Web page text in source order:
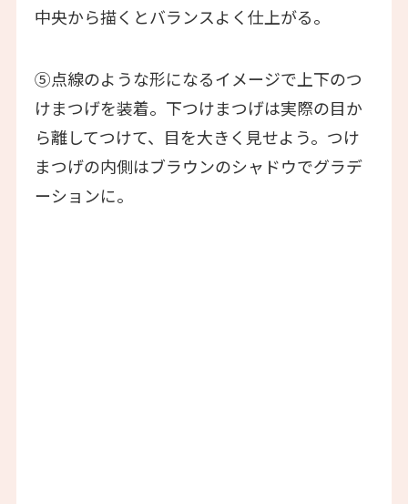
中央から描くとバランスよく仕上がる。
⑤点線のような形になるイメージで上下のつ
けまつげを装着。下つけまつげは実際の目か
ら離してつけて、目を大きく見せよう。つけ
まつげの内側はブラウンのシャドウでグラデ
ーションに。